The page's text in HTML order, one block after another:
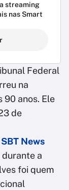
streaming
nas Smart
Federal
na
90 anos. Ele
de
News
durante a
foi quem